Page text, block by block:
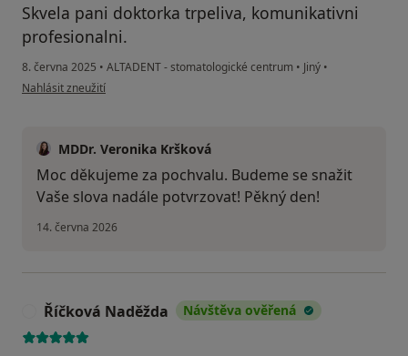
Skvela pani doktorka trpeliva, komunikativni
profesionalni.
8. června 2025 • ALTADENT - stomatologické centrum • Jiný •
podle názoru uživatele Radek
Nahlásit zneužití
MDDr. Veronika Kršková
Moc děkujeme za pochvalu. Budeme se snažit
Vaše slova nadále potvrzovat! Pěkný den!
14. června 2026
Říčková Naděžda Návštěva ověřená